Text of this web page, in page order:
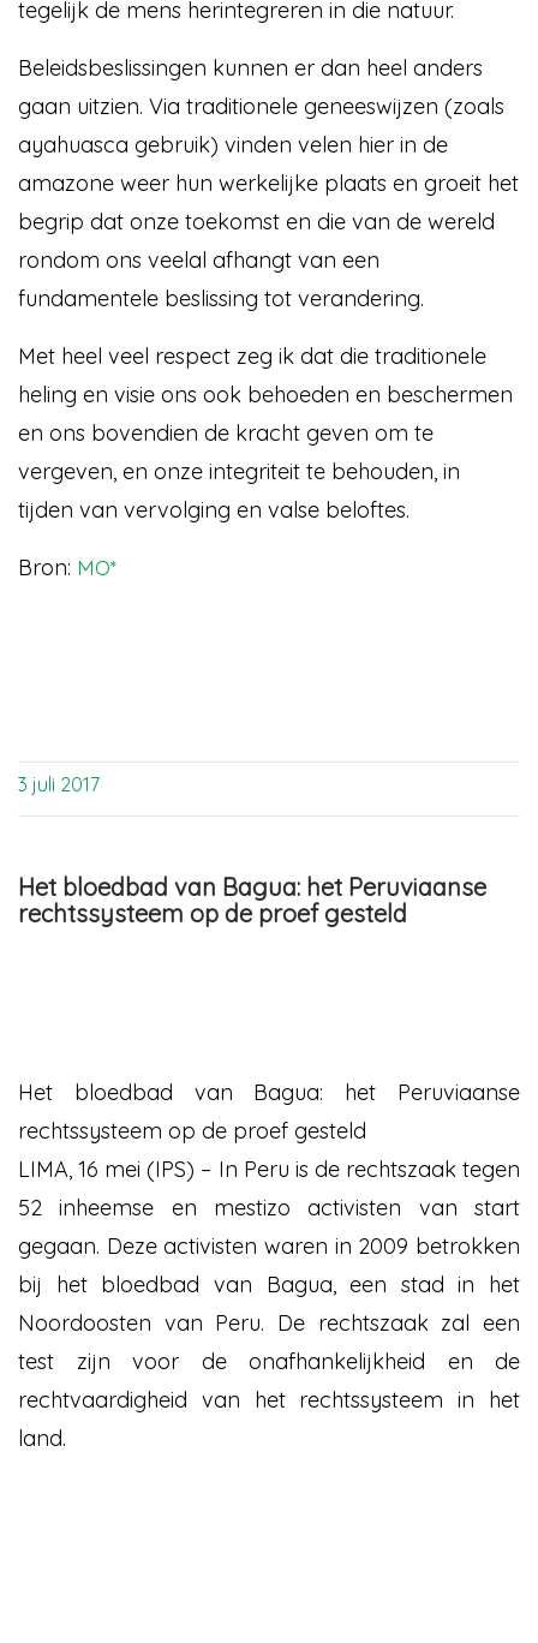
tegelijk de mens herintegreren in die natuur.
Beleidsbeslissingen kunnen er dan heel anders
gaan uitzien. Via traditionele geneeswijzen (zoals
ayahuasca gebruik) vinden velen hier in de
amazone weer hun werkelijke plaats en groeit het
begrip dat onze toekomst en die van de wereld
rondom ons veelal afhangt van een
fundamentele beslissing tot verandering.
Met heel veel respect zeg ik dat die traditionele
heling en visie ons ook behoeden en beschermen
en ons bovendien de kracht geven om te
vergeven, en onze integriteit te behouden, in
tijden van vervolging en valse beloftes.
Bron: MO*
3 juli 2017
Het bloedbad van Bagua: het Peruviaanse
rechtssysteem op de proef gesteld
Het bloedbad van Bagua: het Peruviaanse
rechtssysteem op de proef gesteld
LIMA, 16 mei (IPS) – In Peru is de rechtszaak tegen
52 inheemse en mestizo activisten van start
gegaan. Deze activisten waren in 2009 betrokken
bij het bloedbad van Bagua, een stad in het
Noordoosten van Peru. De rechtszaak zal een
test zijn voor de onafhankelijkheid en de
rechtvaardigheid van het rechtssysteem in het
land.